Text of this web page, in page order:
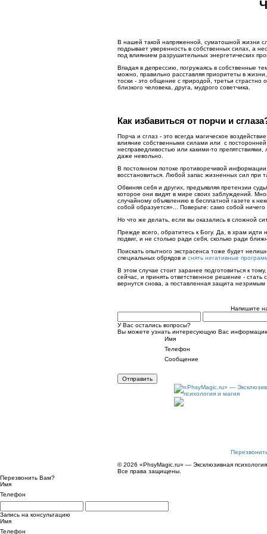
В нашей такой напряженной, суматошной жизни
подрывает уверенность в собственных силах, а
под влиянием разрушительных энергетических
Впадая в депрессию, погружаясь в собственные
можно, правильно расставляя приоритеты в
тоски - это общение с природой, третьи страстно
близкого человека, друга, мудрого советчика.
Как избавиться от порчи и
Порча и сглаз - это всегда магическое
влияние собственными силами или с
несправедливостью или какими-то
даже невольно.
В постоянном потоке противоречивой
восстановиться. Любой запас жизненных сил при
Обвиняя себя и других, предъявляя претензии
которое они видят в мире своих заблуждений.
случайному объявлению в бесплатной газете к
собой образуется»... Поверьте: само собой
Но что же делать, если вы оказались в сложной
Прежде всего, обратитесь к Богу. Да, в храм
подвиг, и не столько ради себя, сколько ради
Поискать опытного экстрасенса тоже будет
специальных обрядов и снять негативные
В этом случае стоит заранее подготовиться к
сейчас, и принять ответственное решение -
вернутся снова, а поставленная защита
Напишите
У Вас остались вопросы?
Вы можете узнать интересующую Вас
Имя
Телефон
Сообщение
Отправить
© 2026 «PhsyMagic.ru» — Эксклюзивная
Все права защищены.
Перезвонить Вам?
Имя
Телефон
Запись на консультацию
Имя
Телефон